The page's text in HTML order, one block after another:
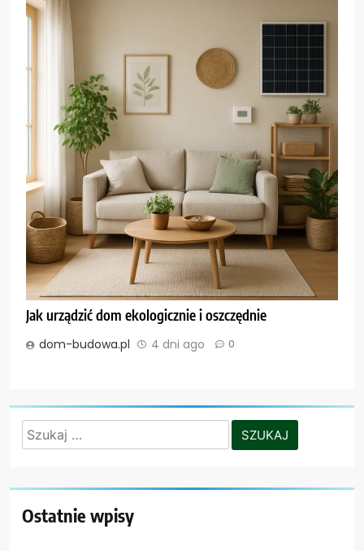
Jak urządzić dom ekologicznie i oszczędnie
dom-budowa.pl 4 dni ago 0
Szukaj:
Ostatnie wpisy